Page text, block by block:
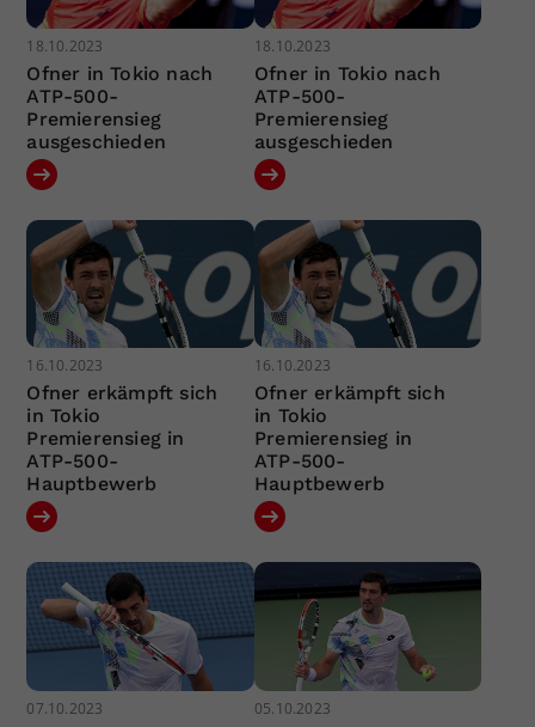
18.10.2023
Ofner in Tokio nach
ATP-500-
Premierensieg
ausgeschieden
18.10.2023
Ofner in Tokio nach
ATP-500-
Premierensieg
ausgeschieden
16.10.2023
Ofner erkämpft sich
in Tokio
Premierensieg in
ATP-500-
Hauptbewerb
16.10.2023
Ofner erkämpft sich
in Tokio
Premierensieg in
ATP-500-
Hauptbewerb
07.10.2023 05.10.2023